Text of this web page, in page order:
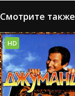
Смотрите также
HD